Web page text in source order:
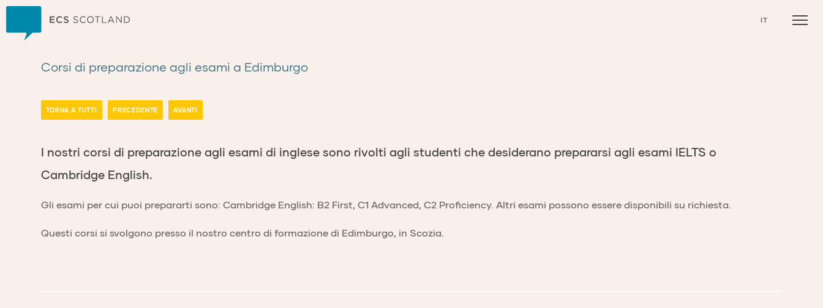
IT
Corsi di preparazione agli esami a Edimburgo
TORNA A TUTTI PRECEDENTE AVANTI
I nostri corsi di preparazione agli esami di inglese sono rivolti agli studenti che desiderano prepararsi agli esami IELTS o
Cambridge English.
Gli esami per cui puoi prepararti sono: Cambridge English: B2 First, C1 Advanced, C2 Proficiency. Altri esami possono essere disponibili su richiesta.
Questi corsi si svolgono presso il nostro centro di formazione di Edimburgo, in Scozia.